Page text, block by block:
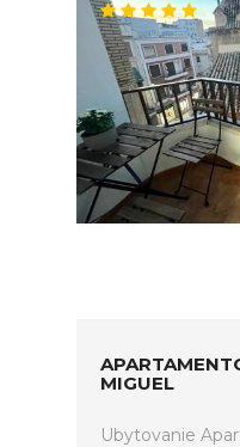
MIGUEL
Ubytovanie